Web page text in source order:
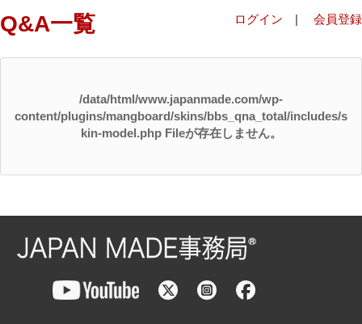
Q&A一覧 ログイン | 会員登録
/data/html/www.japanmade.com/wp-
content/plugins/mangboard/skins/bbs_qna_total/includes/s
kin-model.php Fileが存在しません。